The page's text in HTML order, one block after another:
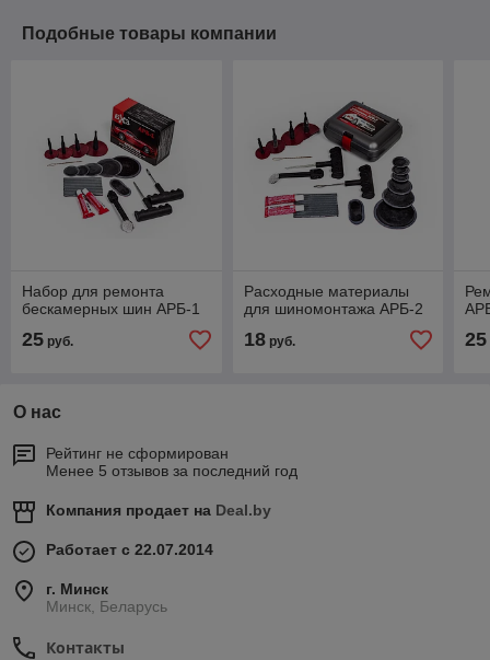
Подобные товары компании
Набор для ремонта
бескамерных шин АРБ-1
25 руб.
Расходные материалы
для шиномонтажа АРБ-2
18руб. 25
О нас
Рейтинг не сформирован
Менее 5 отзывов за последний год
Компания продает на Deal.by
Работает с 22.07.2014
г. Минск
Минск, Беларусь
Контакты